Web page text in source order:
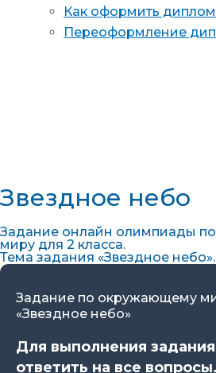
Как оформить диплом
Переоформление
Звездное небо
Задание онлайн олимпиады
миру для 2 класса.
Тема задания «Звездное небо».
Задание по окружающему
«Звездное небо»
Для выполнения
ответить на все вопросы.